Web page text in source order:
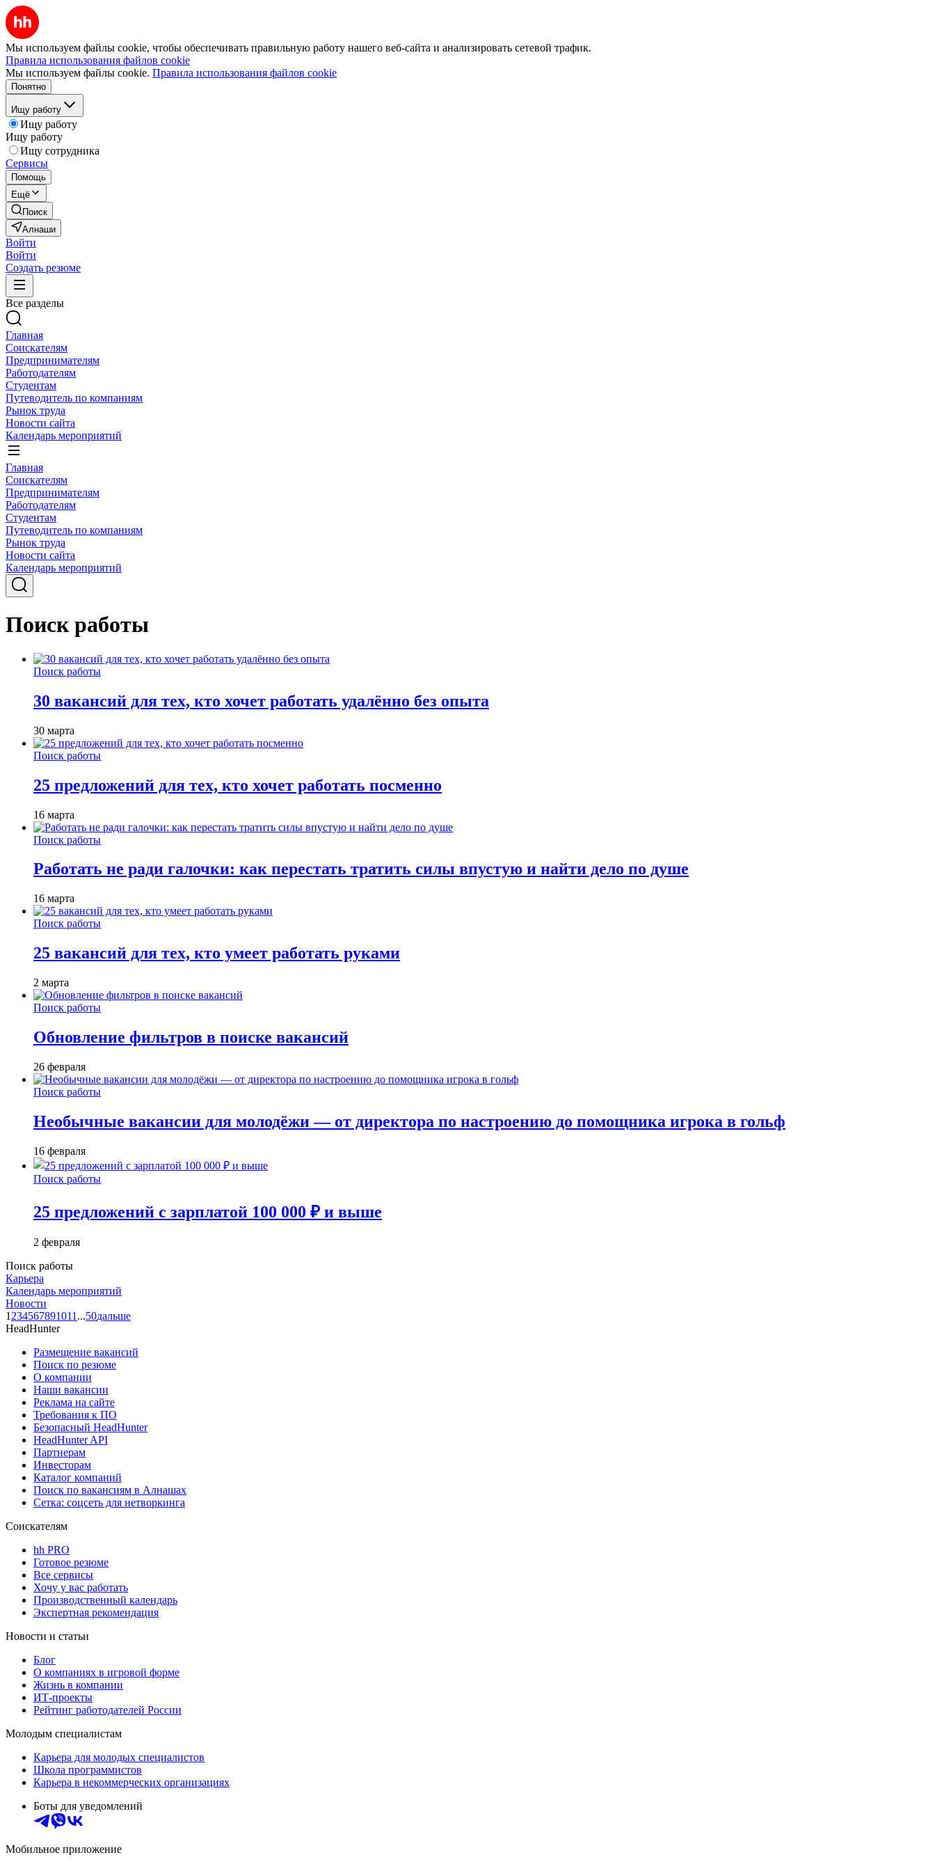
Мы используем файлы cookie, чтобы обеспечивать правильную работу нашего веб-сайта и анализировать сетевой трафик.
Правила использования файлов cookie
Мы используем файлы cookie. Правила использования файлов cookie
Понятно
Ищу работу
Ищу работу
Ищу работу
Ищу сотрудника
Сервисы
Помощь
Ещё
Поиск
Алнаши
Войти
Войти
Создать резюме
Все разделы
Главная
Соискателям
Предпринимателям
Работодателям
Студентам
Путеводитель по компаниям
Рынок труда
Новости сайта
Календарь мероприятий
Главная
Соискателям
Предпринимателям
Работодателям
Студентам
Путеводитель по компаниям
Рынок труда
Новости сайта
Календарь мероприятий
Поиск работы
Поиск работы
30 вакансий для тех, кто хочет работать удалённо без опыта
30 марта
Поиск работы
25 предложений для тех, кто хочет работать посменно
16 марта
Поиск работы
Работать не ради галочки: как перестать тратить силы впустую и найти дело по душе
16 марта
Поиск работы
25 вакансий для тех, кто умеет работать руками
2 марта
Поиск работы
Обновление фильтров в поиске вакансий
26 февраля
Поиск работы
Необычные вакансии для молодёжи — от директора по настроению до помощника игрока в гольф
16 февраля
Поиск работы
25 предложений с зарплатой 100 000 ₽ и выше
2 февраля
Поиск работы
Карьера
Календарь мероприятий
Новости
1 234567891011 ...50дальше
HeadHunter
Размещение вакансий
Поиск по резюме
О компании
Наши вакансии
Реклама на сайте
Требования к ПО
Безопасный HeadHunter
HeadHunter API
Партнерам
Инвесторам
Каталог компаний
Поиск по вакансиям в Алнашах
Сетка: соцсеть для нетворкинга
Соискателям
hh PRO
Готовое резюме
Все сервисы
Хочу у вас работать
Производственный календарь
Экспертная рекомендация
Новости и статьи
Блог
О компаниях в игровой форме
Жизнь в компании
ИТ-проекты
Рейтинг работодателей России
Молодым специалистам
Карьера для молодых специалистов
Школа программистов
Карьера в некоммерческих организациях
Боты для уведомлений
Мобильное приложение